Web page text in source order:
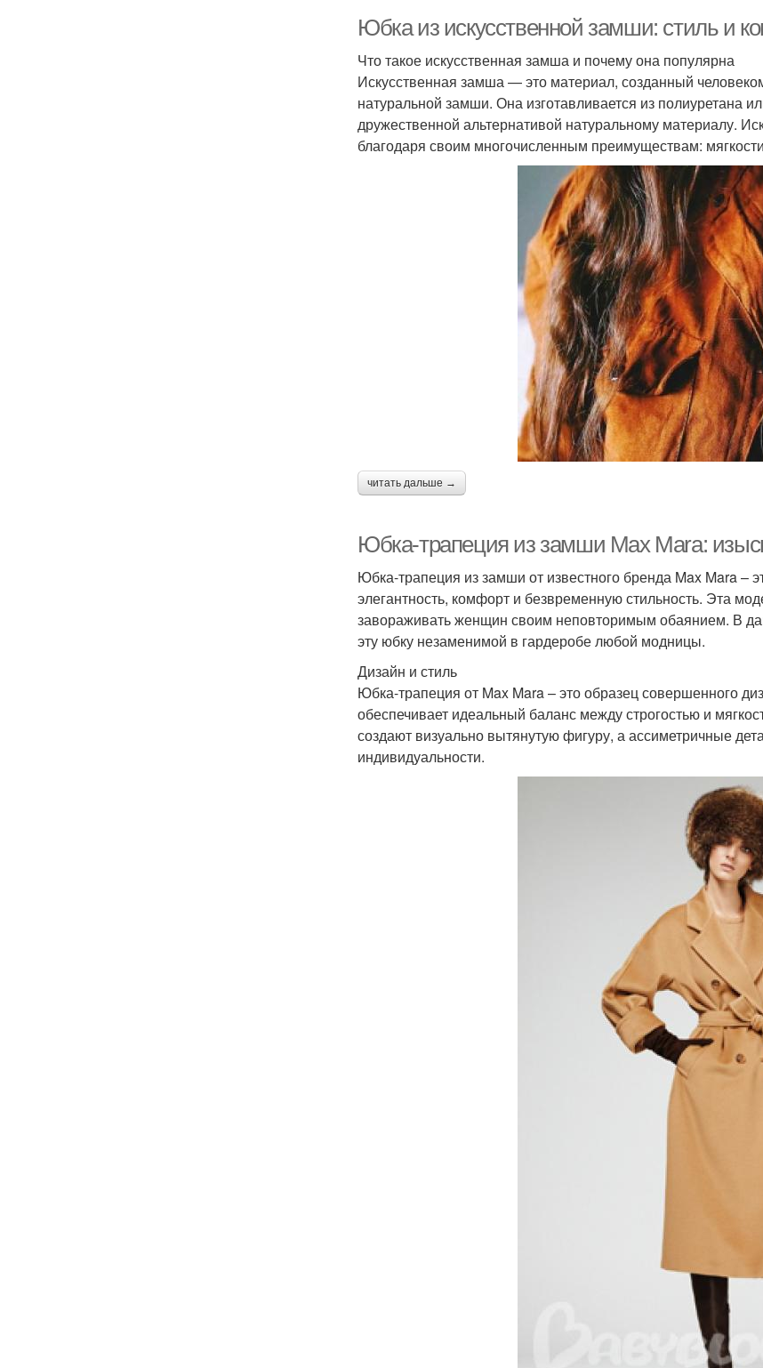
Юбка из искусственной замши: стиль и
Что такое искусственная замша и почему она популярна
Искусственная замша — это материал, созданный
натуральной замши. Она изготавливается из полиуретана
дружественной альтернативой натуральному материалу.
благодаря своим многочисленным преимуществам:
читать дальше →
Юбка-трапеция из замши Max Mara:
Юбка-трапеция из замши от известного бренда Max Mara –
элегантность, комфорт и безвременную стильность. Эта
завораживать женщин своим неповторимым обаянием. В
эту юбку незаменимой в гардеробе любой модницы.
Дизайн и стиль
Юбка-трапеция от Max Mara – это образец совершенного
обеспечивает идеальный баланс между строгостью и
создают визуально вытянутую фигуру, а ассиметричные
индивидуальности.